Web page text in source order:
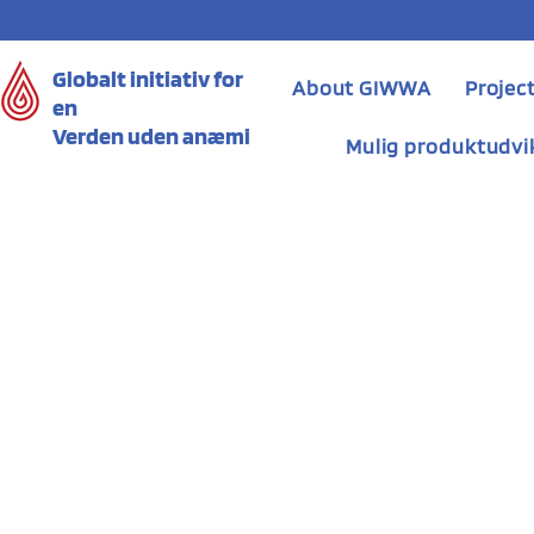
Globalt initiativ for
en
Verden uden anæmi
About GIWWA
Mulig